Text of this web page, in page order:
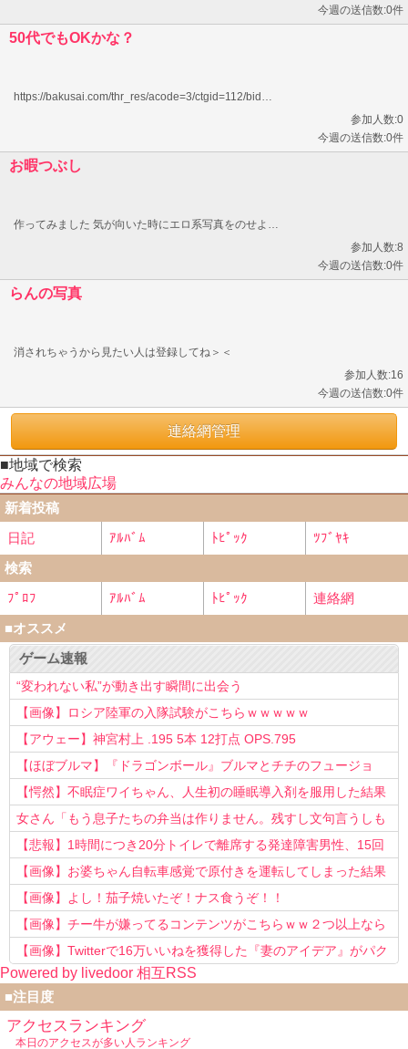
今週の送信数:0件
50代でもOKかな？
https://bakusai.com/thr_res/acode=3/ctgid=112/bid…
参加人数:0
今週の送信数:0件
お暇つぶし
作ってみました 気が向いた時にエロ系写真をのせよ…
参加人数:8
今週の送信数:0件
らんの写真
消されちゃうから見たい人は登録してね＞＜
参加人数:16
今週の送信数:0件
連絡網管理
■地域で検索
みんなの地域広場
新着投稿
日記
ｱﾙﾊﾞﾑ ﾄﾋﾟｯｸ
ﾂﾌﾞﾔｷ
検索
ﾌﾟﾛﾌ
ｱﾙﾊﾞﾑ ﾄﾋﾟｯｸ
連絡網
■オススメ
ゲーム速報
“変われない私”が動き出す瞬間に出会う
【画像】ロシア陸軍の入隊試験がこちらｗｗｗｗｗ
【アウェー】神宮村上 .195 5本 12打点 OPS.795
【ほぼブルマ】『ドラゴンボール』ブルマとチチのフュージョ
ン、クッソ可愛すぎるwwwwwww
【愕然】不眠症ワイちゃん、人生初の睡眠導入剤を服用した結果
ｗｗｗｗ
女さん「もう息子たちの弁当は作りません。残すし文句言うしも
う知らない！」
【悲報】1時間につき20分トイレで離席する発達障害男性、15回
以上転職を重ねてしまう
【画像】お婆ちゃん自転車感覚で原付きを運転してしまった結果
www
【画像】よし！茄子焼いたぞ！ナス食うぞ！！
【画像】チー牛が嫌ってるコンテンツがこちらｗｗ２つ以上なら
確定ｗｗ
【画像】Twitterで16万いいねを獲得した『妻のアイデア』がパク
リで草www
Powered by livedoor 相互RSS
■注目度
アクセスランキング
本日のアクセスが多い人ランキング